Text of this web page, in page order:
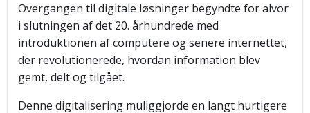
Overgangen til digitale løsninger begyndte for alvor
i slutningen af det 20. århundrede med
introduktionen af computere og senere internettet,
der revolutionerede, hvordan information blev
gemt, delt og tilgået.
Denne digitalisering muliggjorde en langt hurtigere